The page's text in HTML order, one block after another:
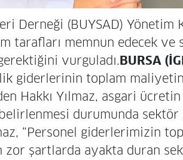
Derneği (BUYSAD) Yönetim
tarafları memnun edecek
vurguladı.BURSA
giderlerinin toplam maliyetin
Hakkı Yılmaz, asgari
durumunda
“Personel giderlerimizin
zor şartlarda ayakta duran